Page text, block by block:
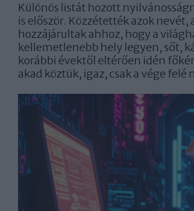
Különös listát hozott
is először. Közzétették azok
hozzájárultak ahhoz, hogy a
kellemetlenebb hely legyen, sőt,
korábbi évektől eltérően idén
akad köztük, igaz, csak a vége